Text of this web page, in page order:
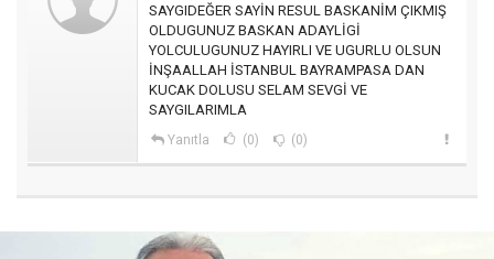
SAYGIDEĞER SAYİN RESUL BASKANİM ÇIKMIŞ
OLDUGUNUZ BASKAN ADAYLİGİ
YOLCULUGUNUZ HAYIRLI VE UGURLU OLSUN
İNŞAALLAH İSTANBUL BAYRAMPASA DAN
KUCAK DOLUSU SELAM SEVGİ VE
SAYGILARIMLA
Yanıtla (0) (0)